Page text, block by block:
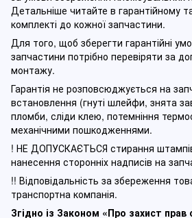
Детальніше читайте в гарантійному
комплекті до кожної запчастини.
Для того, щоб зберегти гарантійні
запчастини потрібно перевіряти за
монтажу.
Гарантія не розповсюджується на
встановлення (гнуті шлейфи, знята
пломби, сліди клею, потемніння
механічними пошкодженнями.
! НЕ ДОПУСКАЄТЬСЯ стирання
нанесення сторонніх надписів на
!! Відповідальність за збереження
транспортна компанія.
Згідно із Законом «Про захист прав